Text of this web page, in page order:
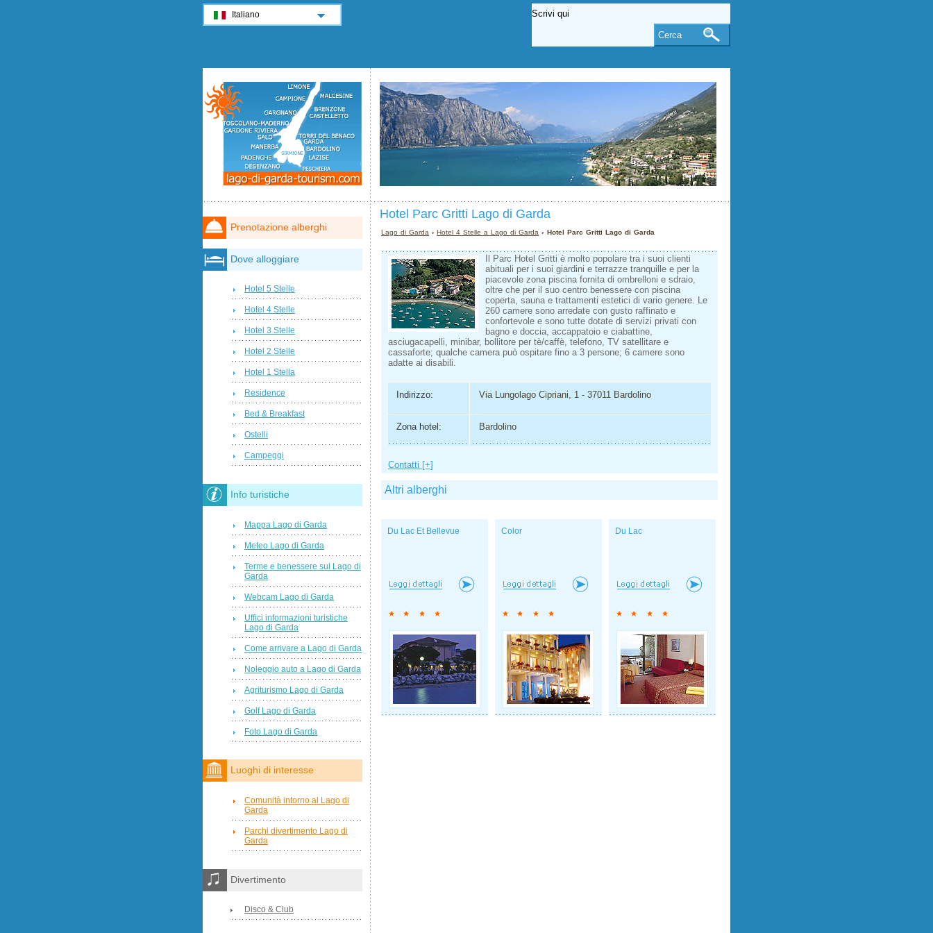
Hotel Parc Gritti Lago di Garda
Lago di Garda ›Hotel 4 Stelle a Lago di Garda › Hotel Parc Gritti Lago di Garda
Il Parc Hotel Gritti è molto popolare tra i suoi clienti
abituali per i suoi giardini e terrazze tranquille e per la
piacevole zona piscina fornita di ombrelloni e sdraio,
oltre che per il suo centro benessere con piscina
coperta, sauna e trattamenti estetici di vario genere. Le
260 camere sono arredate con gusto raffinato e
confortevole e sono tutte dotate di servizi privati con
bagno e doccia, accappatoio e ciabattine,
asciugacapelli, minibar, bollitore per tè/caffè, telefono, TV satellitare e
cassaforte; qualche camera può ospitare fino a 3 persone; 6 camere sono
adatte ai disabili.
Indirizzo: Via Lungolago Cipriani, 1 - 37011 Bardolino
Zona hotel: Bardolino
Contatti [+]
Altri alberghi
Du Lac Et Bellevue Color Du Lac
Prenotazione alberghi
Dove alloggiare
Hotel 5 Stelle
Hotel 4 Stelle
Hotel 3 Stelle
Hotel 2 Stelle
Hotel 1 Stella
Residence
Bed & Breakfast
Ostelli
Campeggi
Info turistiche
Mappa Lago di Garda
Meteo Lago di Garda
Terme e benessere sul Lago di
Garda
Webcam Lago di Garda
Uffici informazioni turistiche
Lago di Garda
Come arrivare a Lago di Garda
Noleggio auto a Lago di Garda
Agriturismo Lago di Garda
Golf Lago di Garda
Foto Lago di Garda
Luoghi di interesse
Comunità intorno al Lago di
Garda
Parchi divertimento Lago di
Garda
Divertimento
Disco & Club
Italiano
Cerca